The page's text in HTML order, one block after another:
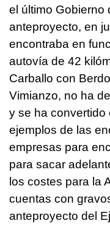
el último Gobierno
anteproyecto, en
encontraba en
autovía de 42
Carballo con
Vimianzo, no ha
y se ha convertido
ejemplos de las
empresas para
para sacar
los costes para la
cuentas con
anteproyecto del